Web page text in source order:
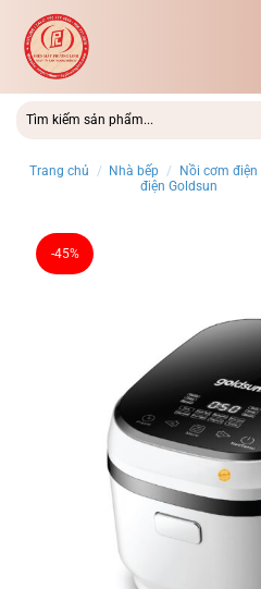
qua
dung
Trang chủ / Nhà bếp / Nồi cơm điện
điện Goldsun
-45%